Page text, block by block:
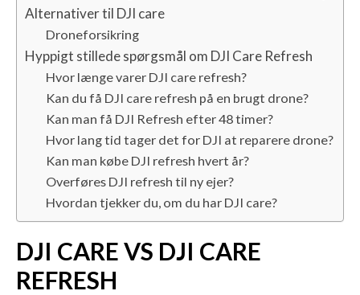
Alternativer til DJI care
Droneforsikring
Hyppigt stillede spørgsmål om DJI Care Refresh
Hvor længe varer DJI care refresh?
Kan du få DJI care refresh på en brugt drone?
Kan man få DJI Refresh efter 48 timer?
Hvor lang tid tager det for DJI at reparere drone?
Kan man købe DJI refresh hvert år?
Overføres DJI refresh til ny ejer?
Hvordan tjekker du, om du har DJI care?
DJI CARE VS DJI CARE
REFRESH